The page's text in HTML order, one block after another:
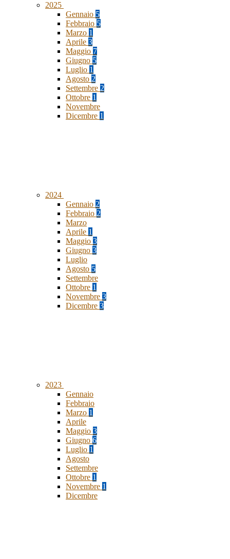
2025
Gennaio 5
Febbraio 5
Marzo 1
Aprile 3
Maggio 7
Giugno 5
Luglio 1
Agosto 2
Settembre 2
Ottobre 1
Novembre
Dicembre 1
2024
Gennaio 2
Febbraio 2
Marzo
Aprile 1
Maggio 3
Giugno 3
Luglio
Agosto 5
Settembre
Ottobre 1
Novembre 3
Dicembre 3
2023
Gennaio
Febbraio
Marzo 1
Aprile
Maggio 3
Giugno 6
Luglio 1
Agosto
Settembre
Ottobre 1
Novembre 1
Dicembre